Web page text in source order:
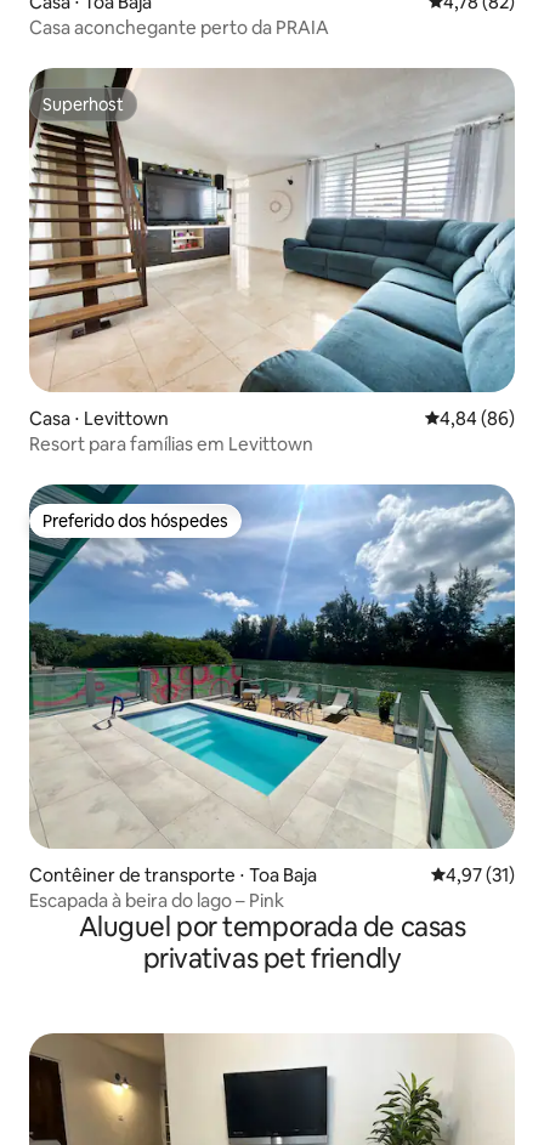
Casa aconchegante perto da PRAIA
Superhost
Superhost
Casa ⋅ Levittown 4,84 de uma
4,84 (86)
Resort para famílias em Levittown
Preferido dos hóspedes
Preferido dos hóspedes
Contêiner de transporte ⋅ Toa Baja 4,97 de uma
4,97 (31)
Escapada à beira do lago – Pink
Aluguel por temporada de casas
privativas pet friendly